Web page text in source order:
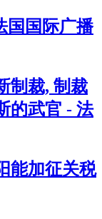
国国际广播
制裁, 制裁
的武官 - 法
能加征关税